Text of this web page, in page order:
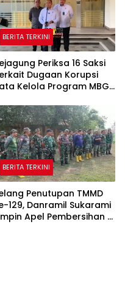
BERITA TERKINI
Periksa 16 Saksi
Dugaan Korupsi
Kelola Program MBG
BERITA TERKINI
Penutupan TMMD
129, Danramil Sukarami
Apel Pembersihan di